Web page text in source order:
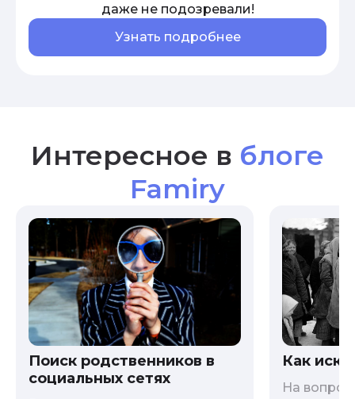
даже не подозревали!
Узнать подробнее
Интересное в блоге
Famiry
Поиск родственников в
социальных сетях
Как
На вопрос